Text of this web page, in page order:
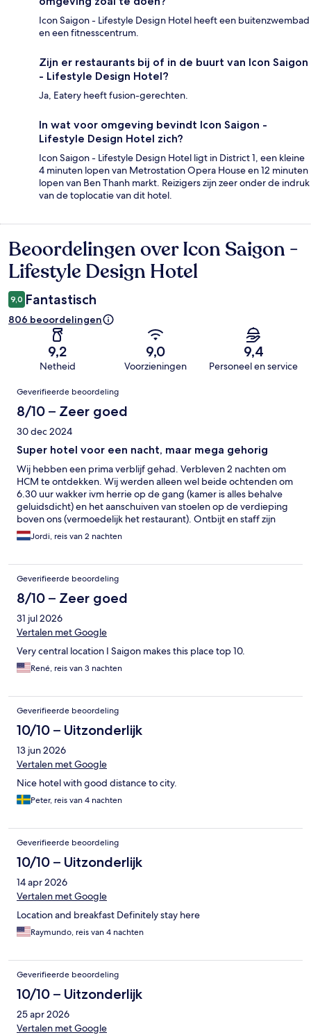
Icon Saigon - Lifestyle Design Hotel heeft een buitenzwembad
en een fitnesscentrum.
Zijn er restaurants bij of in de buurt van Icon Saigon
- Lifestyle Design Hotel?
Ja, Eatery heeft fusion-gerechten.
In wat voor omgeving bevindt Icon Saigon -
Lifestyle Design Hotel zich?
Icon Saigon - Lifestyle Design Hotel ligt in District 1, een kleine
4 minuten lopen van Metrostation Opera House en 12 minuten
lopen van Ben Thanh markt. Reizigers zijn zeer onder de indruk
van de toplocatie van dit hotel.
Beoordelingen
Beoordelingen over Icon Saigon -
Lifestyle Design Hotel
9,0 Fantastisch
806 beoordelingen
9,2
Netheid
9,0
Voorzieningen
9,4
Personeel en service
Beoordelingen
Geverifieerde beoordeling
8/10 – Zeer goed
30 dec 2024
Super hotel voor een nacht, maar mega gehorig
Wij hebben een prima verblijf gehad. Verbleven 2 nachten om
HCM te ontdekken. Wij werden alleen wel beide ochtenden om
6.30 uur wakker ivm herrie op de gang (kamer is alles behalve
geluidsdicht) en het aanschuiven van stoelen op de verdieping
boven ons (vermoedelijk het restaurant). Ontbijt en staff zijn
super!Jordi, reis van 2 nachten
Geverifieerde beoordeling
8/10 – Zeer goed
31 jul 2026
Vertalen met Google
Very central location I Saigon makes this place top 10.
René, reis van 3 nachten
Geverifieerde beoordeling
10/10 – Uitzonderlijk
13 jun 2026
Vertalen met Google
Nice hotel with good distance to city.
Peter, reis van 4 nachten
Geverifieerde beoordeling
10/10 – Uitzonderlijk
14 apr 2026
Vertalen met Google
Location and breakfast Definitely stay here
Raymundo, reis van 4 nachten
Geverifieerde beoordeling
10/10 – Uitzonderlijk
25 apr 2026
Vertalen met Google